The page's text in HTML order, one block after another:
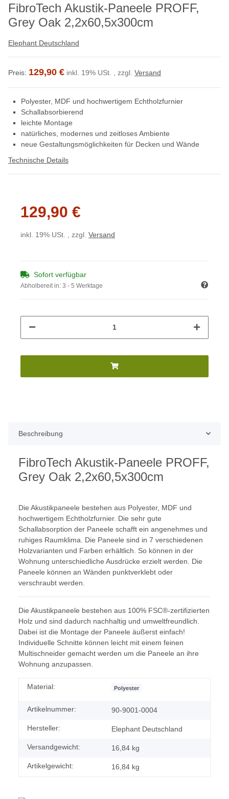
FibroTech Akustik-Paneele PROFF,
Grey Oak 2,2x60,5x300cm
Elephant Deutschland
Preis: 129,90 € inkl. 19% USt. , zzgl. Versand
Polyester, MDF und hochwertigem Echtholzfurnier
Schallabsorbierend
leichte Montage
natürliches, modernes und zeitloses Ambiente
neue Gestaltungsmöglichkeiten für Decken und Wände
Technische Details
129,90 €
inkl. 19% USt. , zzgl. Versand
Sofort verfügbar
Abholbereit in: 3 - 5 Werktage
Beschreibung
FibroTech Akustik-Paneele PROFF,
Grey Oak 2,2x60,5x300cm
Die Akustikpaneele bestehen aus Polyester, MDF und
hochwertigem Echtholzfurnier. Die sehr gute
Schallabsorption der Paneele schafft ein angenehmes und
ruhiges Raumklima. Die Paneele sind in 7 verschiedenen
Holzvarianten und Farben erhältlich. So können in der
Wohnung unterschiedliche Ausdrücke erzielt werden. Die
Paneele können an Wänden punktverklebt oder
verschraubt werden.
Die Akustikpaneele bestehen aus 100% FSC®-zertifizierten
Holz und sind dadurch nachhaltig und umweltfreundlich.
Dabei ist die Montage der Paneele äußerst einfach!
Individuelle Schnitte können leicht mit einem feinen
Multischneider gemacht werden um die Paneele an ihre
Wohnung anzupassen.
Material: Polyester
Artikelnummer: 90-9001-0004
Hersteller: Elephant Deutschland
Versandgewicht: 16,84 kg
Artikelgewicht: 16,84 kg